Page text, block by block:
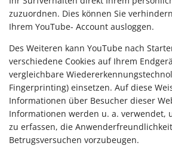
zuzuordnen. Dies können Sie
Ihrem YouTube- Account ausloggen.
Des Weiteren kann YouTube nach
verschiedene Cookies auf Ihrem
vergleichbare
Fingerprinting) einsetzen. Auf diese
Informationen über Besucher dieser
Informationen werden u. a. verwendet,
zu erfassen, die
Betrugsversuchen vorzubeugen.